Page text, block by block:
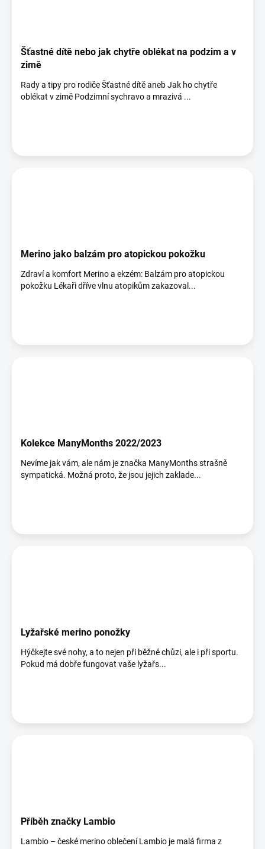
Šťastné dítě nebo jak chytře oblékat na podzim a v
zimě
Rady a tipy pro rodiče Šťastné dítě aneb Jak ho chytře
oblékat v zimě Podzimní sychravo a mrazivá ...
Merino jako balzám pro atopickou pokožku
Zdraví a komfort Merino a ekzém: Balzám pro atopickou
pokožku Lékaři dříve vlnu atopikům zakazoval...
Kolekce ManyMonths 2022/2023
Nevíme jak vám, ale nám je značka ManyMonths strašně
sympatická. Možná proto, že jsou jejich zaklade...
Lyžařské merino ponožky
Hýčkejte své nohy, a to nejen při běžné chůzi, ale i při sportu.
Pokud má dobře fungovat vaše lyžařs...
Příběh značky Lambio
Lambio – české merino oblečení Lambio je malá firma z